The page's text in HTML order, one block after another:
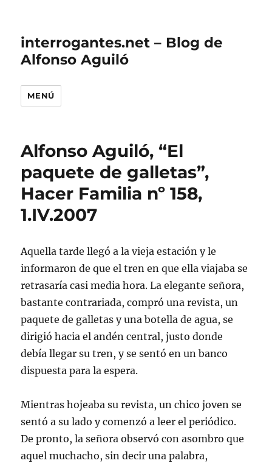
interrogantes.net – Blog de
Alfonso Aguiló
MENÚ
Alfonso Aguiló, “El
paquete de galletas”,
Hacer Familia nº 158,
1.IV.2007
Aquella tarde llegó a la vieja estación y le
informaron de que el tren en que ella viajaba se
retrasaría casi media hora. La elegante señora,
bastante contrariada, compró una revista, un
paquete de galletas y una botella de agua, se
dirigió hacia el andén central, justo donde
debía llegar su tren, y se sentó en un banco
dispuesta para la espera.
Mientras hojeaba su revista, un chico joven se
sentó a su lado y comenzó a leer el periódico.
De pronto, la señora observó con asombro que
aquel muchacho, sin decir una palabra,